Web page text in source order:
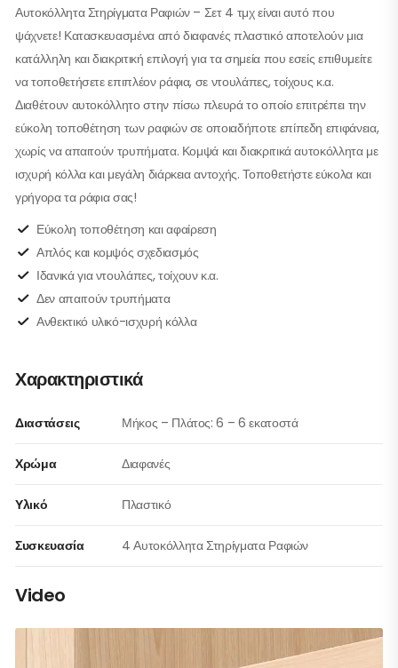
Αυτοκόλλητα Στηρίγματα Ραφιών – Σετ 4 τμχ είναι αυτό που
ψάχνετε! Κατασκευασμένα από διαφανές πλαστικό αποτελούν μια
κατάλληλη και διακριτική επιλογή για τα σημεία που εσείς επιθυμείτε
να τοποθετήσετε επιπλέον ράφια, σε ντουλάπες, τοίχους κ.α.
Διαθέτουν αυτοκόλλητο στην πίσω πλευρά το οποίο επιτρέπει την
εύκολη τοποθέτηση των ραφιών σε οποιαδήποτε επίπεδη επιφάνεια,
χωρίς να απαιτούν τρυπήματα. Κομψά και διακριτικά αυτοκόλλητα με
ισχυρή κόλλα και μεγάλη διάρκεια αντοχής. Τοποθετήστε εύκολα και
γρήγορα τα ράφια σας!
Εύκολη τοποθέτηση και αφαίρεση
Απλός και κομψός σχεδιασμός
Ιδανικά για ντουλάπες, τοίχουν κ.α.
Δεν απαιτούν τρυπήματα
Ανθεκτικό υλικό-ισχυρή κόλλα
Χαρακτηριστικά
Διαστάσεις Μήκος – Πλάτος: 6 – 6 εκατοστά
Χρώμα Διαφανές
Υλικό Πλαστικό
Συσκευασία 4 Αυτοκόλλητα Στηρίγματα Ραφιών
Video